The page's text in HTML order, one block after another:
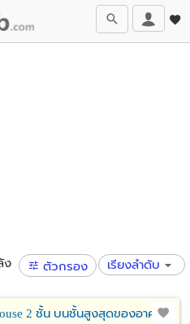
ง
ตัวกรอง เรียงลำดับ
2 ชั้น บนชั้นสูงสุดของอาคาร